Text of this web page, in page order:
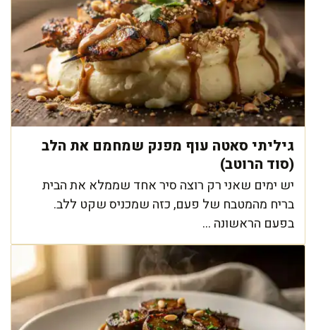
גיליתי סאטה עוף מפנק שמחמם את הלב
(סוד הרוטב)
יש ימים שאני רק רוצה סיר אחד שממלא את הבית
בריח מהמטבח של פעם, כזה שמכניס שקט ללב.
בפעם הראשונה ...